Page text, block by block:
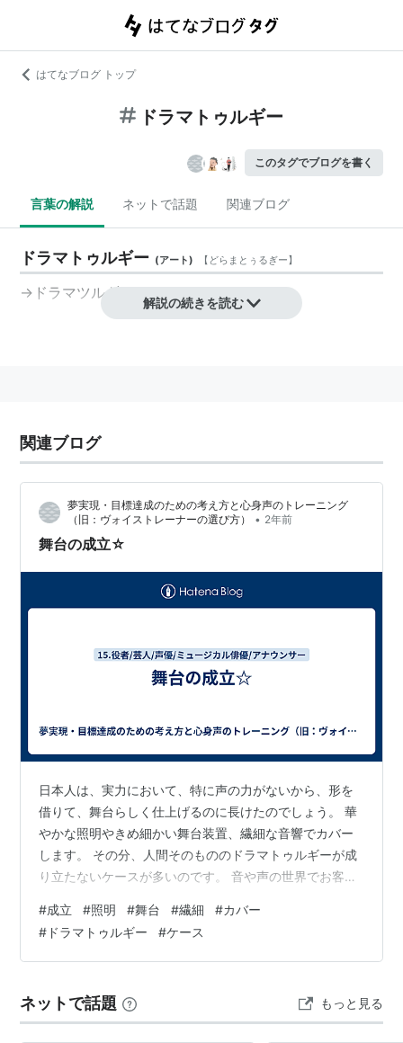
はてなブログ トップ
ドラマトゥルギー
このタグでブログを書く
言葉の解説 ネットで話題 関連ブログ
ドラマトゥルギー (アート) 【どらまとぅるぎー】
→ドラマツルギー
解説の続きを読む
関連ブログ
夢実現・目標達成のための考え方と心身声のトレーニング
（旧：ヴォイストレーナーの選び方）
• 2年前
舞台の成立☆
日本人は、実力において、特に声の力がないから、形を
借りて、舞台らしく仕上げるのに長けたのでしょう。 華
やかな照明やきめ細かい舞台装置、繊細な音響でカバー
します。 その分、人間そのもののドラマトゥルギーが成
り立たないケースが多いのです。 音や声の世界でお客さ
す。 客もそれを求めません。
#成立 #照明 #舞台 #繊細 #カバー
# ドラマトゥルギー #ケース
ネットで話題 もっと見る